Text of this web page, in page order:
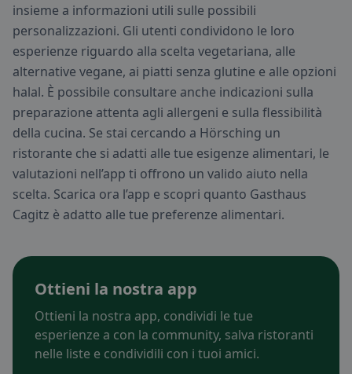
insieme a informazioni utili sulle possibili
personalizzazioni. Gli utenti condividono le loro
esperienze riguardo alla scelta vegetariana, alle
alternative vegane, ai piatti senza glutine e alle opzioni
halal. È possibile consultare anche indicazioni sulla
preparazione attenta agli allergeni e sulla flessibilità
della cucina. Se stai cercando a Hörsching un
ristorante che si adatti alle tue esigenze alimentari, le
valutazioni nell’app ti offrono un valido aiuto nella
scelta. Scarica ora l’app e scopri quanto Gasthaus
Cagitz è adatto alle tue preferenze alimentari.
Ottieni la nostra app
Ottieni la nostra app, condividi le tue
esperienze a con la community, salva ristoranti
nelle liste e condividili con i tuoi amici.